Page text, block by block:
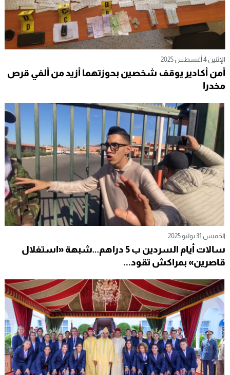
الإثنين 4 أغسطس 2025
أمن أكادير يوقف شخصين بحوزتهما أزيد من ألفي قرص
مخدرا
الخميس 31 يوليو 2025
سالات أيام السردين ب 5 دراهم…شبهة «استغلال
قاصرين» بمراكش تقود...